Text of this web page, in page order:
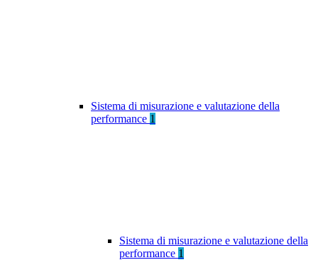
Sistema di misurazione e valutazione della
performance 1
Sistema di misurazione e valutazione della
performance 1